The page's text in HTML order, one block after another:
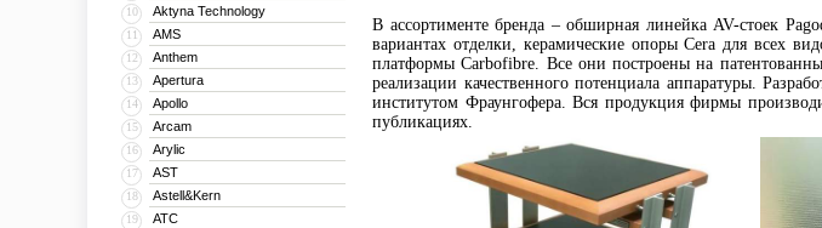
10 Aktyna Technology
11 AMS
12 Anthem
13 Apertura
14 Apollo
15 Arcam
16 Arylic
17 AST
18 Astell&Kern
19 ATC
В ассортименте бренда – обширная линейка AV-стоек
вариантах отделки, керамические опоры Cera для всех
платформы Carbofibre. Все они построены на
реализации качественного потенциала аппаратуры.
институтом Фраунгофера. Вся продукция фирмы
публикациях.